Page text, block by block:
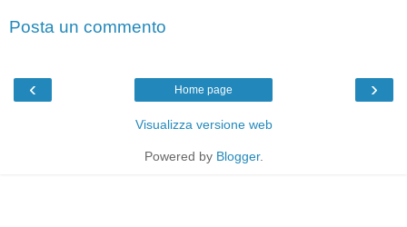
Posta un commento
‹ ›
Home page
Visualizza versione web
Powered by Blogger.